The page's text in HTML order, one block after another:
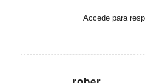
Accede para